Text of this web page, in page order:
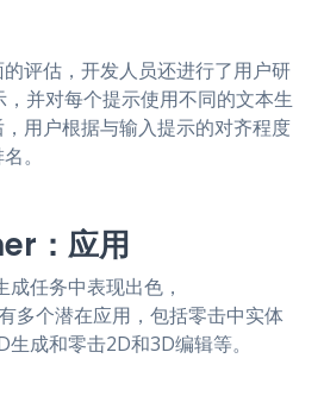
评估，开发人员还进行了用户研
并对每个提示使用不同的文本生
用户根据与输入提示的对齐程度
。
：应用
任务中表现出色，
多个潜在应用，包括零击中实体
成和零击2D和3D编辑等。